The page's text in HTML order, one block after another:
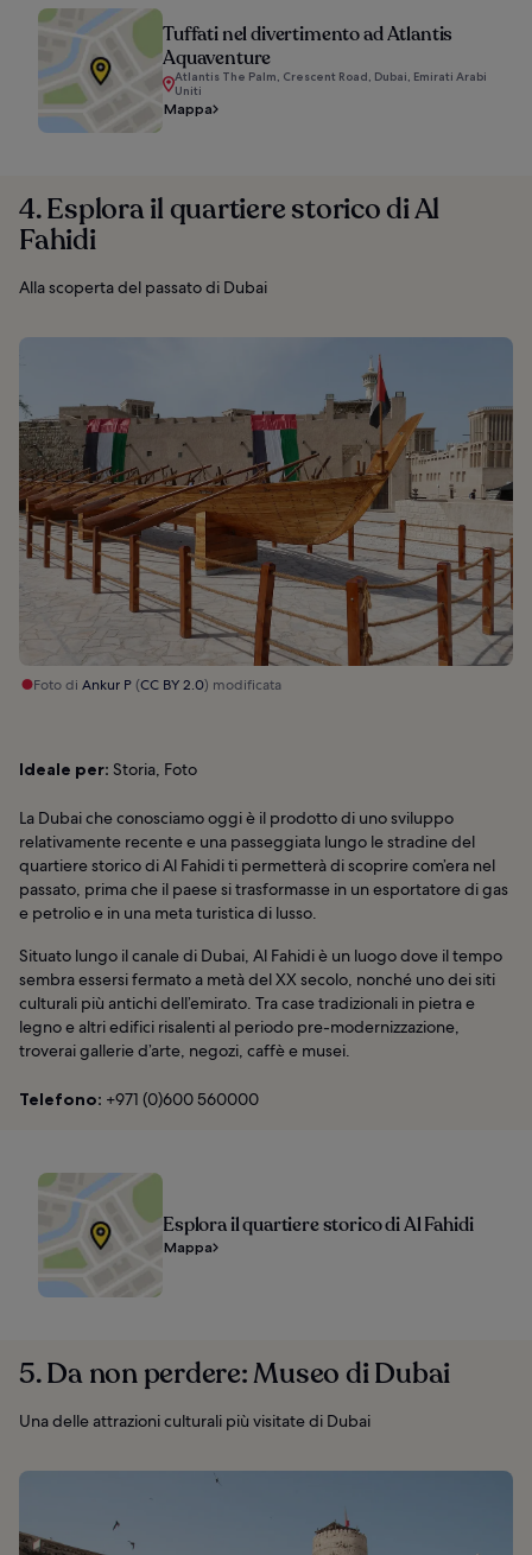
Tuffati nel divertimento ad Atlantis
Aquaventure
Atlantis The Palm, Crescent Road, Dubai, Emirati Arabi
Uniti
Mappa
4. Esplora il quartiere storico di Al
Fahidi
Alla scoperta del passato di Dubai
Foto di Ankur P(CC BY 2.0) modificata
Ideale per: Storia, Foto
La Dubai che conosciamo oggi è il prodotto di uno sviluppo
relativamente recente e una passeggiata lungo le stradine del
quartiere storico di Al Fahidi ti permetterà di scoprire com’era nel
passato, prima che il paese si trasformasse in un esportatore di gas
e petrolio e in una meta turistica di lusso.
Situato lungo il canale di Dubai, Al Fahidi è un luogo dove il tempo
sembra essersi fermato a metà del XX secolo, nonché uno dei siti
culturali più antichi dell’emirato. Tra case tradizionali in pietra e
legno e altri edifici risalenti al periodo pre-modernizzazione,
troverai gallerie d’arte, negozi, caffè e musei.
Telefono: +971 (0)600 560000
Esplora il quartiere storico di Al Fahidi
Mappa
5. Da non perdere: Museo di Dubai
Una delle attrazioni culturali più visitate di Dubai